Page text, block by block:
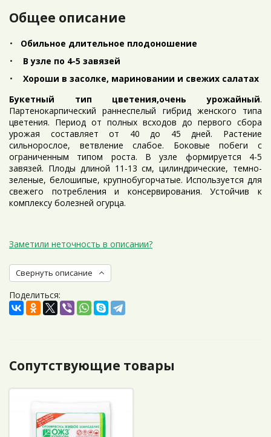
Общее описание
Обильное длительное плодоношение
В узле по 4-5 завязей
Хороши в засолке, мариновании и свежих салатах
Букетный тип цветения,очень урожайный.
Партенокарпический раннеспелый гибрид женского типа
цветения. Период от полных всходов до первого сбора
урожая составляет от 40 до 45 дней. Растение
сильнорослое, ветвление слабое. Боковые побеги с
ограниченным типом роста. В узле формируется 4-5
завязей. Плоды длиной 11-13 см, цилиндрические, темно-
зеленые, белошипые, крупнобугорчатые. Используется для
свежего потребления и консервирования. Устойчив к
комплексу болезней огурца.
Заметили неточность в описании?
Свернуть описание
Поделиться:
Сопутствующие товары